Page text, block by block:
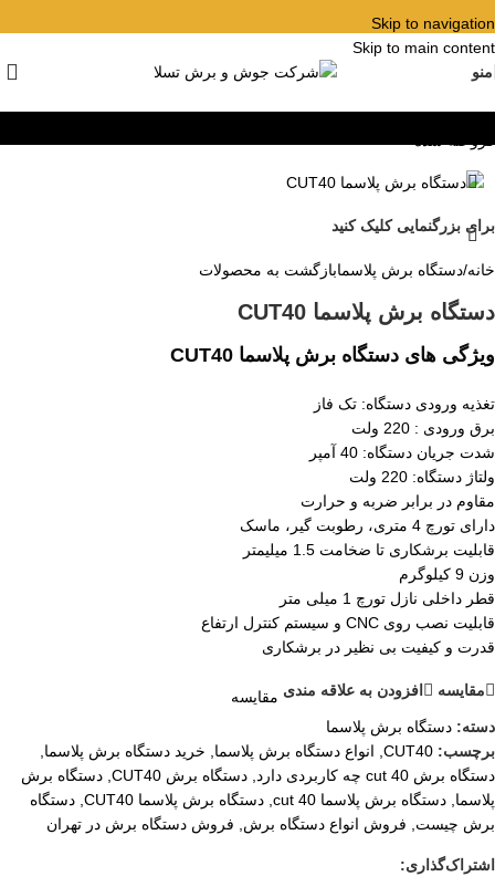
Skip to navigation
Skip to main content
منو
برای بزرگنمایی کلیک کنید
خانه/دستگاه برش پلاسمابازگشت به محصولات
دستگاه برش پلاسما CUT40
ویژگی های دستگاه برش پلاسما CUT40
تغذیه ورودی دستگاه: تک فاز
برق ورودی : 220 ولت
شدت جریان دستگاه: 40 آمپر
ولتاژ دستگاه: 220 ولت
مقاوم در برابر ضربه و حرارت
دارای تورچ 4 متری، رطوبت گیر، ماسک
قابلیت برشکاری تا ضخامت 1.5 میلیمتر
وزن 9 کیلوگرم
قطر داخلی نازل تورچ 1 میلی متر
قابلیت نصب روی CNC و سیستم کنترل ارتفاع
قدرت و کیفیت بی نظیر در برشکاری
مقايسه افزودن به علاقه مندی مقایسه
دسته: دستگاه برش پلاسما
برچسب: CUT40
, انواع دستگاه برش پلاسما, خرید دستگاه برش پلاسما,
دستگاه برش cut 40 چه کاربردی دارد
, دستگاه برش CUT40 , دستگاه برش
پلاسما, دستگاه برش پلاسما cut 40 , دستگاه برش پلاسما CUT40 , دستگاه
برش چیست, فروش انواع دستگاه برش, فروش دستگاه برش در تهران
اشتراک‌گذاری: